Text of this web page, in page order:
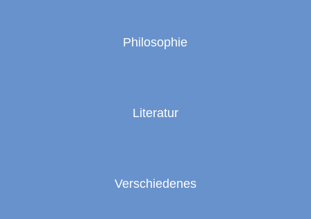
Philosophie
Literatur
Verschiedenes